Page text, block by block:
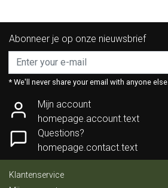
Abonneer je op onze nieuwsbrief
* We'll never share your email with anyone else.
Mijn account
homepage.account.text
Questions?
homepage.contact.text
Klantenservice